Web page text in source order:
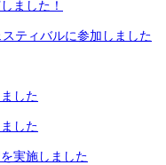
ました！
ティバルに参加しました
した
した
実施しました